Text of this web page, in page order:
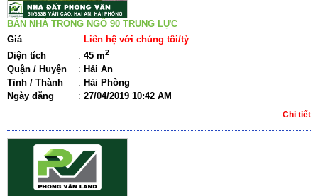
BÁN NHÀ TRONG NGÕ 90 TRUNG LỰC
Giá
: Liên hệ với chúng tôi/tỷ
Diện tích
: 45 m2
Quận / Huyện : Hải An
Tỉnh / Thành
: Hải Phòng
Ngày đăng
: 27/04/2019 10:42 AM
Chi tiết